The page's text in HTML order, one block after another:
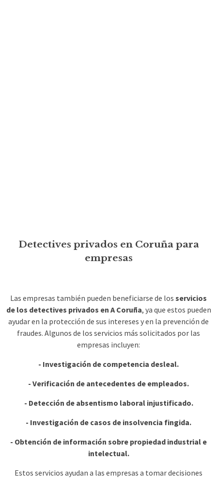
Detectives privados en Coruña para
empresas
Las empresas también pueden beneficiarse de los servicios
de los detectives privados en A Coruña, ya que estos pueden
ayudar en la protección de sus intereses y en la prevención de
fraudes. Algunos de los servicios más solicitados por las
empresas incluyen:
- Investigación de competencia desleal.
- Verificación de antecedentes de empleados.
- Detección de absentismo laboral injustificado.
- Investigación de casos de insolvencia fingida.
- Obtención de información sobre propiedad industrial e
intelectual.
Estos servicios ayudan a las empresas a tomar decisiones